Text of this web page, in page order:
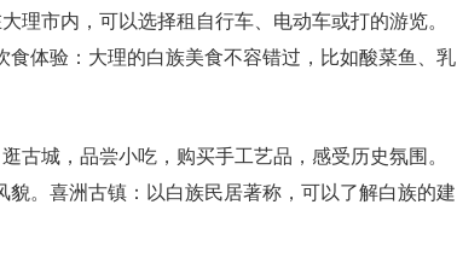
理市内，可以选择租自行车、电动车或打的游览。
体验：大理的白族美食不容错过，比如酸菜鱼、乳
古城，品尝小吃，购买手工艺品，感受历史氛围。
。喜洲古镇：以白族民居著称，可以了解白族的建